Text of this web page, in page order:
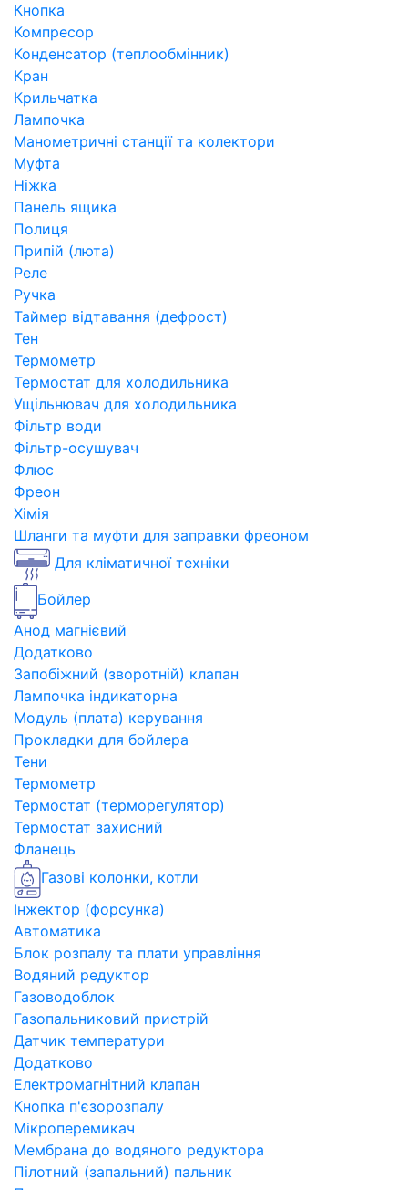
Кнопка
Компресор
Конденсатор (теплообмінник)
Кран
Крильчатка
Лампочка
Манометричні станції та колектори
Муфта
Ніжка
Панель ящика
Полиця
Припій (люта)
Реле
Ручка
Таймер відтавання (дефрост)
Тен
Термометр
Термостат для холодильника
Ущільнювач для холодильника
Фільтр води
Фільтр-осушувач
Флюс
Фреон
Хімія
Шланги та муфти для заправки фреоном
Для кліматичної техніки
Бойлер
Анод магнієвий
Додатково
Запобіжний (зворотній) клапан
Лампочка індикаторна
Модуль (плата) керування
Прокладки для бойлера
Тени
Термометр
Термостат (терморегулятор)
Термостат захисний
Фланець
Газові колонки, котли
Інжектор (форсунка)
Автоматика
Блок розпалу та плати управління
Водяний редуктор
Газоводоблок
Газопальниковий пристрій
Датчик температури
Додатково
Електромагнітний клапан
Кнопка п'єзорозпалу
Мікроперемикач
Мембрана до водяного редуктора
Пілотний (запальний) пальник